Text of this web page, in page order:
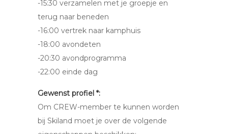
-15:30 verzamelen met je groepje en
terug naar beneden
-16:00 vertrek naar kamphuis
-18:00 avondeten
-20:30 avondprogramma
-22:00 einde dag
Gewenst profiel *:
Om CREW-member te kunnen worden
bij Skiland moet je over de volgende